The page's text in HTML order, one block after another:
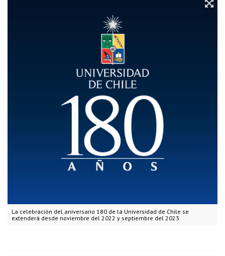
La celebración del aniversario 180 de la Universidad de Chile se
extenderá desde noviembre del 2022 y septiembre del 2023